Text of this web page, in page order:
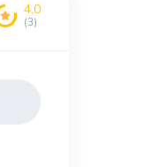
4,0
(3)